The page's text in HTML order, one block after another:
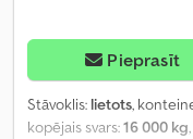
Pieprasīt
Stāvoklis: lietots,
kopējais svars:16 000 kg